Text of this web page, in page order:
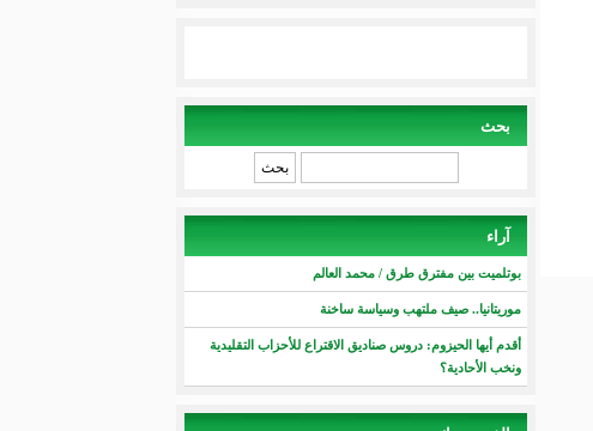
بحث
‏بحث ‏
آراء
بوتلميت بين مفترق طرق / محمد العالم
موريتانيا.. صيف ملتهب وسياسة ساخنة
أقدم أيها الحيزوم: دروس صناديق الاقتراع للأحزاب التقليدية
ونخب الأحادية؟